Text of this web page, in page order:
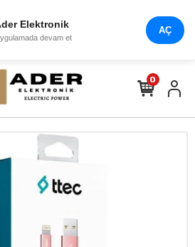
Elektronik
devam et
AÇ
0